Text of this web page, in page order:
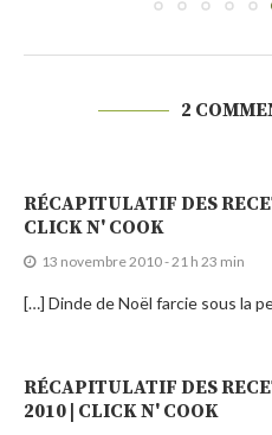
2
RÉCAPITULATIF DES
CLICK N' COOK
13 novembre 2010 - 21 h 23 min
[…] Dinde de Noël farcie sous la
RÉCAPITULATIF DES
2010 | CLICK N' COOK